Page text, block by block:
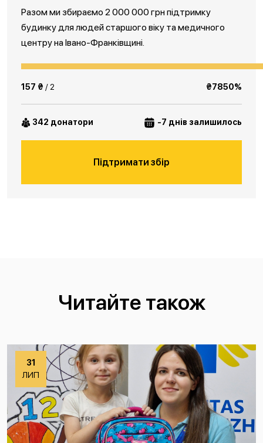
Разом ми збираємо 2 000 000 грн підтримку
будинку для людей старшого віку та медичного
центру на Івано-Франківщині.
157 ₴ / 2 ₴7850%
342 донатори -7 днів залишилось
Підтримати збір
Читайте також
31
ЛИП